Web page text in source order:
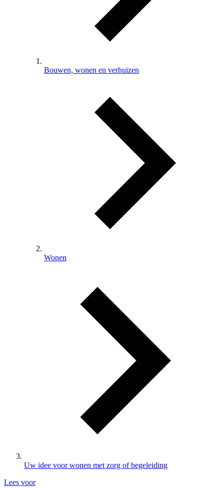
Bouwen, wonen en verhuizen
Wonen
Uw idee voor wonen met zorg of begeleiding
Lees voor